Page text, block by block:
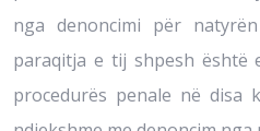
nga denoncimi për
paraqitja e tij shpesh është
procedurës penale në disa